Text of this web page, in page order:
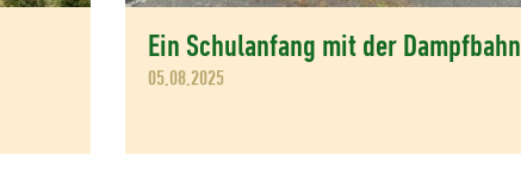
Ein Schulanfang mit der Dampfbahn
05.08.2025